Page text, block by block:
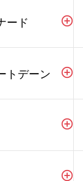
ード
トデーン